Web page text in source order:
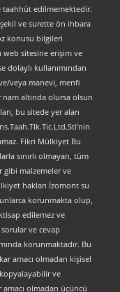
taahhüt edilmemektedir.
ve surette ön ihbara
konusu bilgileri
sitesine erişim ve
dolaylı kullanımından
veya manevi, menfi
altında olursa olsun
bu sitede yer alan
Fikri Mülkiyet Bu
sınırlı olmayan, tüm
gibi malzemeler ve
hakları İzomont su
korunmakta olup,
edilemez ve
ve cevap
korunmaktadır. Bu
amacı olmadan kişisel
ve
olmadan üçüncü